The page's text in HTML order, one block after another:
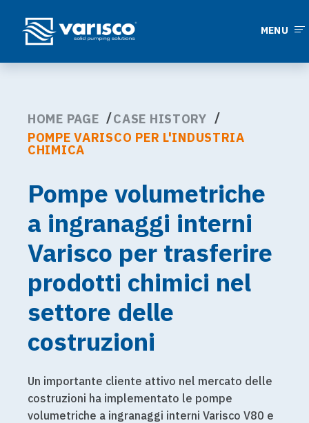
MENU
HOME PAGE
CASE HISTORY
POMPE VARISCO PER L'INDUSTRIA
CHIMICA
Pompe volumetriche
a ingranaggi interni
Varisco per trasferire
prodotti chimici nel
settore delle
costruzioni
Un importante cliente attivo nel mercato delle
costruzioni ha implementato le pompe
volumetriche a ingranaggi interni Varisco V80 e